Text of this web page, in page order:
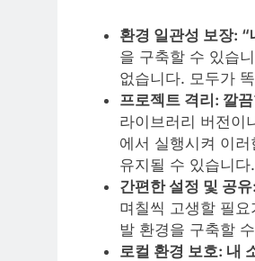
환경 일관성 보장:
을 구축할 수 있습
없습니다. 모두가
프로젝트 격리: 깔
라이브러리 버전이
에서 실행시켜 이
유지될 수 있습니다.
간편한 설정 및 공
며칠씩 고생할 필
발 환경을 구축할
로컬 환경 보호: 내